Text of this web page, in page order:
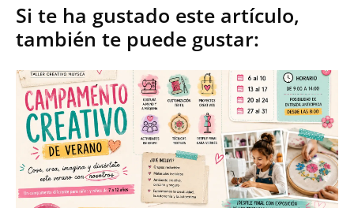
Si te ha gustado este artículo,
también te puede gustar: